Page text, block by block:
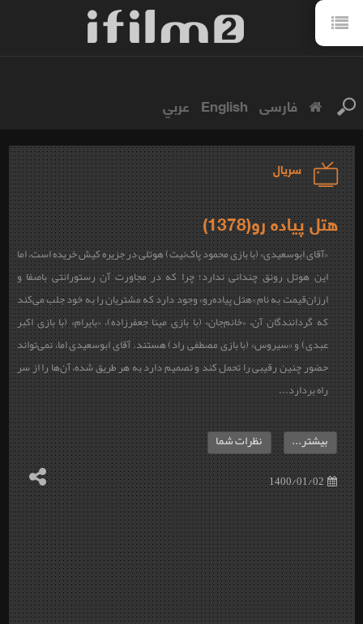
فارسی English عربي
سریال
هتل پیاده رو(1378)
«آقای ابوسعیدی» (با بازی محمود پاک‌نیت) هوتلی در جزیره کیش خریده است، اما
این هوتل رونق چندانی ندارد؛ چرا که در مجاورت آن رستورانتی باصفا و
ارزان‌قیمت به نام «هتل پیاده‌رو» وجود دارد که مشتریان را به خود جلب می‌کند
که گردانندگان آن، «خانم‌جان» (با بازی مینا جعفرزاده)، «بایرام» (با بازی اکبر
عبدی) و «سیروس» (با بازی مصطفی راد) هستند. آقای ابوسعیدی اما، نمی‌تواند
حضور چنین رقیبی را تحمل کند و تصمیم دارد به هر طریق شده، آن‌ها را از سر
راه بردارد...
1400/01/02
بیشتر... نظرات شما